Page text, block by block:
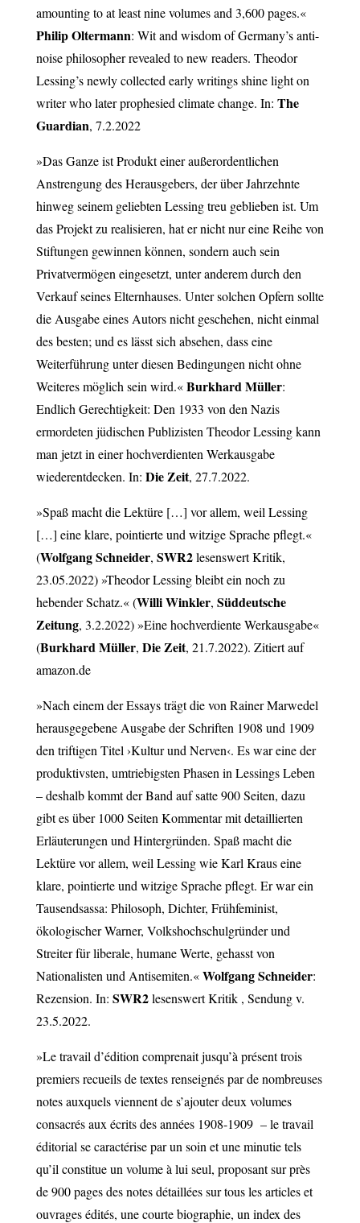
amounting to at least nine volumes and 3,600 pages.«
Philip Oltermann: Wit and wisdom of Germany’s anti-
noise philosopher revealed to new readers. Theodor
Lessing’s newly collected early writings shine light on
writer who later prophesied climate change. In: The
Guardian, 7.2.2022
»Das Ganze ist Produkt einer außerordentlichen
Anstrengung des Herausgebers, der über Jahrzehnte
hinweg seinem geliebten Lessing treu geblieben ist. Um
das Projekt zu realisieren, hat er nicht nur eine Reihe von
Stiftungen gewinnen können, sondern auch sein
Privatvermögen eingesetzt, unter anderem durch den
Verkauf seines Elternhauses. Unter solchen Opfern sollte
die Ausgabe eines Autors nicht geschehen, nicht einmal
des besten; und es lässt sich absehen, dass eine
Weiterführung unter diesen Bedingungen nicht ohne
Weiteres möglich sein wird.«Burkhard Müller:
Endlich Gerechtigkeit: Den 1933 von den Nazis
ermordeten jüdischen Publizisten Theodor Lessing kann
man jetzt in einer hochverdienten Werkausgabe
wiederentdecken. In: Die Zeit, 27.7.2022.
»Spaß macht die Lektüre […] vor allem, weil Lessing
[…] eine klare, pointierte und witzige Sprache pflegt.«
(Wolfgang Schneider, SWR2lesenswert Kritik,
23.05.2022) »Theodor Lessing bleibt ein noch zu
hebender Schatz.« (Willi Winkler, Süddeutsche
Zeitung, 3.2.2022) »Eine hochverdiente Werkausgabe«
(Burkhard Müller, Die Zeit, 21.7.2022). Zitiert auf
amazon.de
»Nach einem der Essays trägt die von Rainer Marwedel
herausgegebene Ausgabe der Schriften 1908 und 1909
den triftigen Titel ›Kultur und Nerven‹. Es war eine der
produktivsten, umtriebigsten Phasen in Lessings Leben
– deshalb kommt der Band auf satte 900 Seiten, dazu
gibt es über 1000 Seiten Kommentar mit detaillierten
Erläuterungen und Hintergründen. Spaß macht die
Lektüre vor allem, weil Lessing wie Karl Kraus eine
klare, pointierte und witzige Sprache pflegt. Er war ein
Tausendsassa: Philosoph, Dichter, Frühfeminist,
ökologischer Warner, Volkshochschulgründer und
Streiter für liberale, humane Werte, gehasst von
Nationalisten und Antisemiten.«Wolfgang Schneider:
Rezension. In: SWR2lesenswert Kritik , Sendung v.
23.5.2022.
»Le travail d’édition comprenait jusqu’à présent trois
premiers recueils de textes renseignés par de nombreuses
notes auxquels viennent de s’ajouter deux volumes
consacrés aux écrits des années 1908-1909 – le travail
éditorial se caractérise par un soin et une minutie tels
qu’il constitue un volume à lui seul, proposant sur près
de 900 pages des notes détaillées sur tous les articles et
ouvrages édités, une courte biographie, un index des